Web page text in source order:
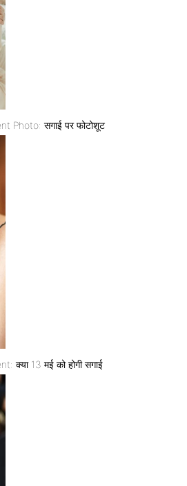
Photo: सगाई पर फोटोशूट
क्या 13 मई को होगी सगाई